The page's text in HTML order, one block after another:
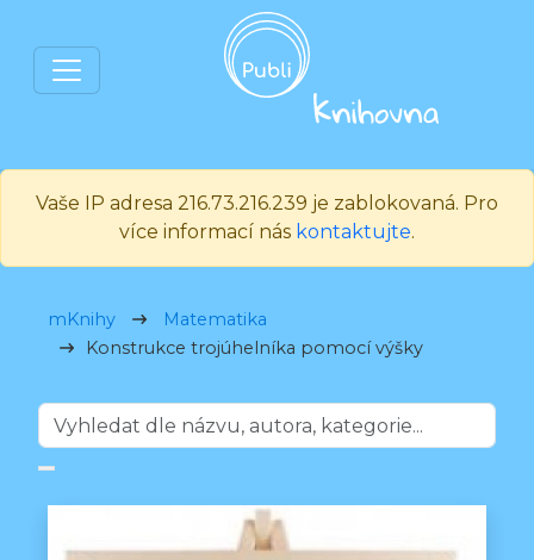
Vaše IP adresa 216.73.216.239 je zablokovaná. Pro
více informací nás kontaktujte.
mKnihy
Matematika
Konstrukce trojúhelníka pomocí výšky